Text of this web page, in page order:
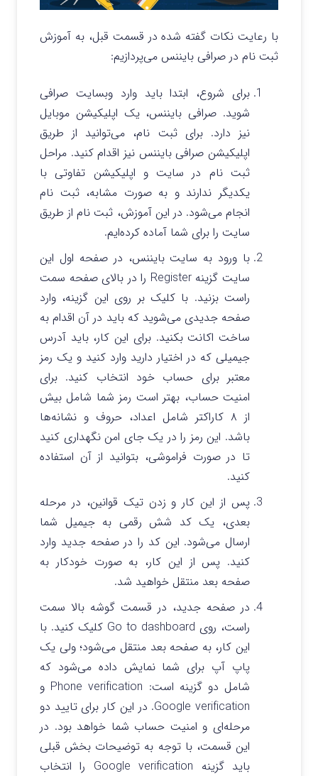
با رعایت نکات گفته شده در قسمت قبل، به آموزش
ثبت نام در صرافی بایننس می‌پردازیم:
برای شروع، ابتدا باید وارد وبسایت صرافی
شوید. صرافی بایننس،‌ یک اپلیکیشن موبایل
نیز دارد. برای ثبت نام، می‌توانید از طریق
اپلیکیشن صرافی بایننس نیز اقدام کنید. مراحل
ثبت نام در سایت و اپلیکیشن تفاوتی با
یکدیگر ندارند و به صورت مشابه، ثبت نام
انجام می‌شود. در این آموزش، ثبت نام از طریق
سایت را برای شما آماده کرده‌ایم.
با ورود به سایت بایننس، در صفحه اول این
سایت گزینه Register را در بالای صفحه سمت
راست بزنید. با کلیک بر روی این گزینه، وارد
صفحه جدیدی می‌شوید که باید در آن اقدام به
ساخت اکانت بکنید. برای این کار، باید آدرس
جیمیلی که در اختیار دارید وارد کنید و یک رمز
معتبر برای حساب خود انتخاب کنید. برای
امنیت حساب، بهتر است رمز شما شامل بیش
از ۸ کاراکتر شامل اعداد، حروف و نشانه‌ها
باشد. این رمز را در یک جای امن نگهداری کنید
تا در صورت فراموشی، بتوانید از آن استفاده
کنید.
پس از این کار و زدن تیک قوانین، در مرحله
بعدی، یک کد شش رقمی به جیمیل شما
ارسال می‌شود. این کد را در صفحه جدید وارد
کنید. پس از این کار، به صورت خودکار به
صفحه بعد منتقل خواهید شد.
در صفحه جدید، در قسمت گوشه بالا سمت
راست، روی Go to dashboard کلیک کنید. با
این کار، به صفحه بعد منتقل می‌شود؛ ولی یک
پاپ آپ برای شما نمایش داده می‌شود که
شامل دو گزینه است: Phone verification و
Google verification. در این کار برای تایید دو
مرحله‌ای و امنیت حساب شما خواهد بود. در
این قسمت، با توجه به توضیحات بخش قبلی
باید گزینه Google verification را انتخاب